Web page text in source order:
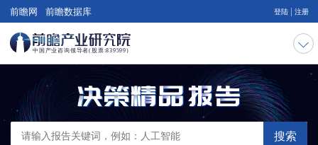
前瞻网 前瞻数据库 登陆 注册
搜索